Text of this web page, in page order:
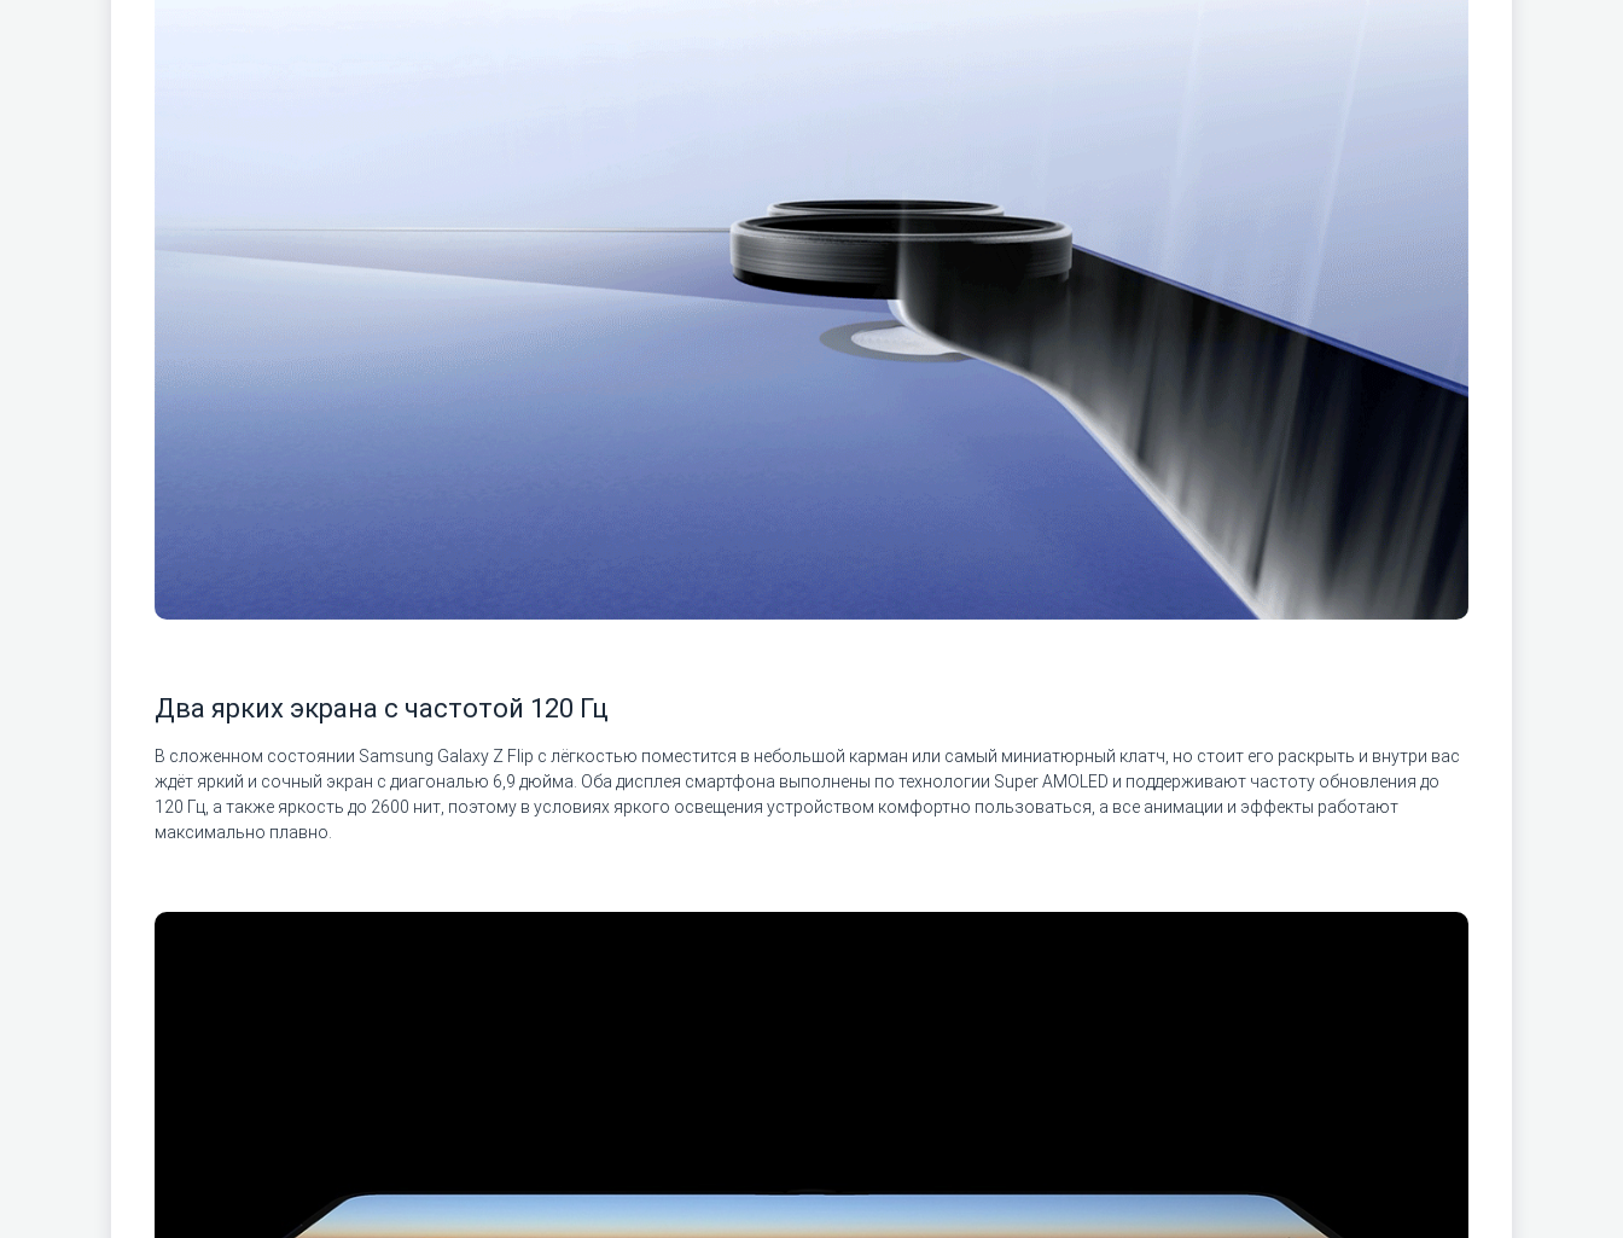
Два ярких экрана с частотой 120 Гц
В сложенном состоянии Samsung Galaxy Z Flip с лёгкостью поместится в небольшой карман или самый миниатюрный клатч, но стоит его раскрыть и внутри вас
ждёт яркий и сочный экран с диагональю 6,9 дюйма. Оба дисплея смартфона выполнены по технологии Super AMOLED и поддерживают частоту обновления до
120 Гц, а также яркость до 2600 нит, поэтому в условиях яркого освещения устройством комфортно пользоваться, а все анимации и эффекты работают
максимально плавно.